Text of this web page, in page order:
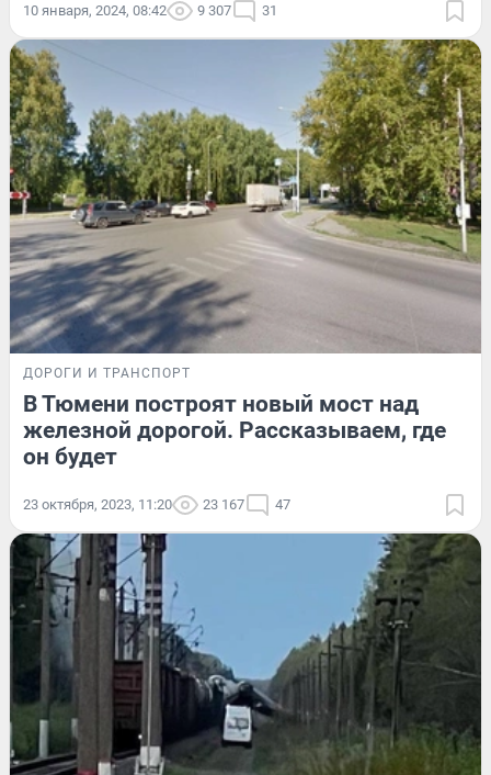
10 января, 2024, 08:42 9 307 31
ДОРОГИ И ТРАНСПОРТ
В Тюмени построят новый мост над
железной дорогой. Рассказываем, где
он будет
23 октября, 2023, 11:20 23 167 47